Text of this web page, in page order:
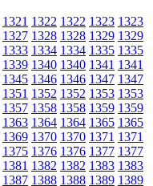
1321 1322 1322 1323 1323
1327 1328 1328 1329 1329
1333 1334 1334 1335 1335
1339 1340 1340 1341 1341
1345 1346 1346 1347 1347
1351 1352 1352 1353 1353
1357 1358 1358 1359 1359
1363 1364 1364 1365 1365
1369 1370 1370 1371 1371
1375 1376 1376 1377 1377
1381 1382 1382 1383 1383
1387 1388 1388 1389 1389